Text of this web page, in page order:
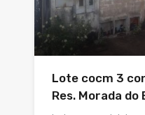
Lote cocm 3
Res. Morada do